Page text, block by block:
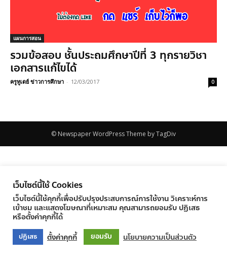
แผนการสอน
รวมข้อสอบ ชั้นประถมศึกษาปีที่ 3 ทุกรายวิชา
เอกสารแก้ไขได้
ครูทูเดย์ ข่าวการศึกษา - 12/03/2017 0
© Newspaper WordPress Theme by TagDiv
เว็บไซต์นี้ใช้ Cookies
เว็บไซต์นี้ใช้คุกกี้เพื่อปรับปรุงประสบการณ์การใช้งาน วิเคราะห์การ
เข้าชม และแสดงโฆษณาที่เหมาะสม คุณสามารถยอมรับ ปฏิเสธ
หรือตั้งค่าคุกกี้ได้
ปฏิเสธ ตั้งค่าคุกกี้ ยอมรับ นโยบายความเป็นส่วนตัว